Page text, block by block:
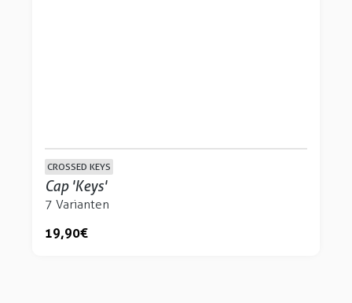
CROSSED KEYS
Cap 'Keys'
7 Varianten
19,90 €